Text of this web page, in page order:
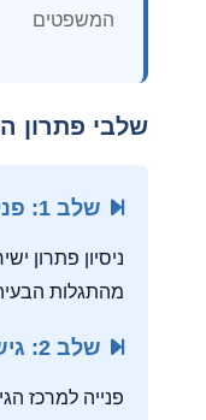
המשפטים
שלבי פתרון
שלב 1: פנייה ישירה
מהתגלות
שלב 2: גישור
פנייה למרכז